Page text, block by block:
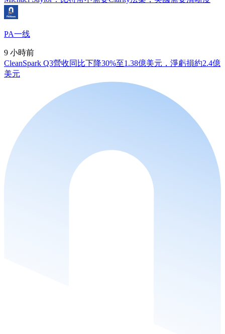
PA一线
9 小時前
CleanSpark Q3營收同比下降30%至1.38億美元，淨虧損約2.4億
美元